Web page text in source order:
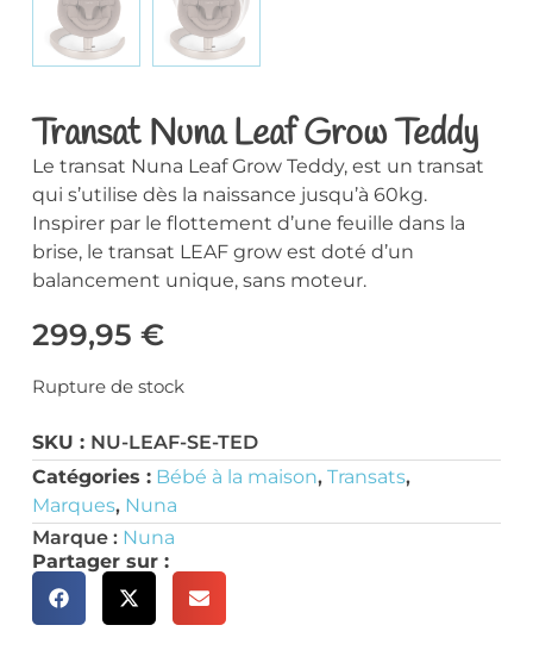
Transat Nuna Leaf Grow Teddy
Le transat Nuna Leaf Grow Teddy, est un transat
qui s’utilise dès la naissance jusqu’à 60kg.
Inspirer par le flottement d’une feuille dans la
brise, le transat LEAF grow est doté d’un
balancement unique, sans moteur.
299,95 €
Rupture de stock
SKU : NU-LEAF-SE-TED
Catégories : Bébé à la maison, Transats,
Marques, Nuna
Marque : Nuna
Partager sur :